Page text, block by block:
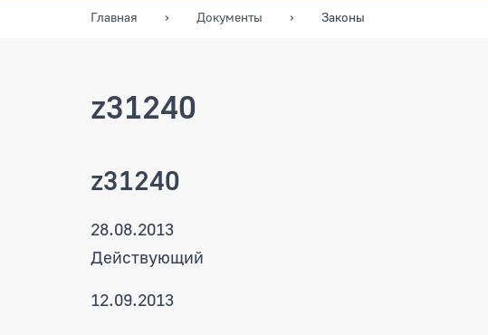
Главная Документы Законы
z31240
z31240
28.08.2013
Действующий
12.09.2013